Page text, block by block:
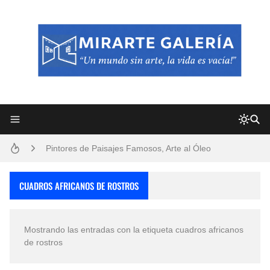
Pintores de Paisajes Famosos, Arte al Óleo
CUADROS AFRICANOS DE ROSTROS
Mostrando las entradas con la etiqueta cuadros africanos
de rostros